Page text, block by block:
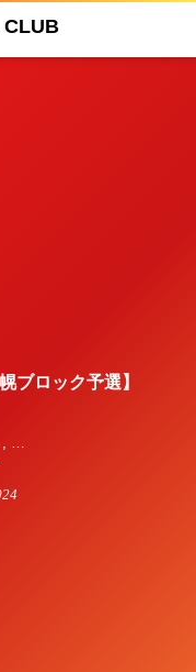
ブロック予選】
…